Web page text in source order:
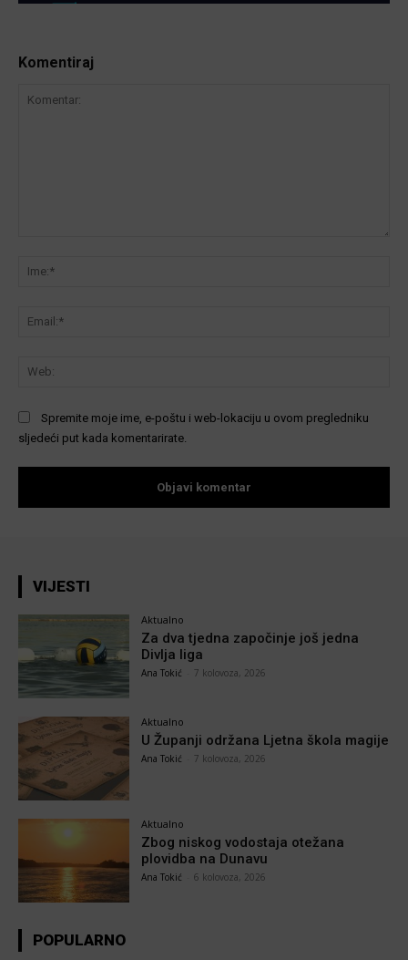
Komentiraj
Spremite moje ime, e-poštu i web-lokaciju u ovom pregledniku
sljedeći put kada komentarirate.
VIJESTI
Aktualno
Za dva tjedna započinje još jedna
Divlja liga
Ana Tokić 7 kolovoza, 2026
Aktualno
U Županji održana Ljetna škola magije
Ana Tokić 7 kolovoza, 2026
Aktualno
Zbog niskog vodostaja otežana
plovidba na Dunavu
Ana Tokić 6 kolovoza, 2026
POPULARNO